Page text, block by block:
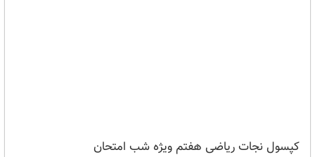
کپسول نجات ریاضی هفتم ویژه شب امتحان